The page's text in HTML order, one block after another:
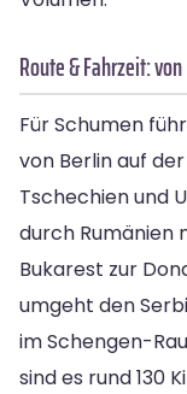
Route & Fahrzeit:
Für Schumen
von Berlin auf der
Tschechien und
durch Rumänien
Bukarest zur
umgeht den
im Schengen-
sind es rund 130